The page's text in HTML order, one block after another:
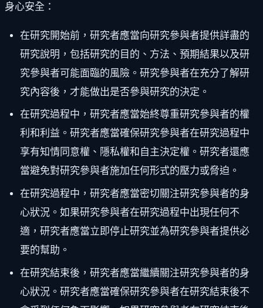
身心安全：
在研究開始前，研究者應當向研究參與者提供詳盡的
研究說明，包括研究的目的、方法、預期結果以及研
究參與者可能面臨的風險。研究參與者在充分了解研
究內容後，才能做出是否參與研究的決定。
在研究過程中，研究者應當始終尊重研究參與者的權
利和利益。研究者應當確保研究參與者在研究過程中
享有知情同意權、隱私權和自主決定權。研究者還應
當避免對研究參與者施加任何形式的壓力或脅迫。
在研究過程中，研究者應當密切關注研究參與者的身
心狀況。如果研究參與者在研究過程中出現任何不
適，研究者應當立即停止研究並為研究參與者提供必
要的幫助。
在研究結束後，研究者應當繼續關注研究參與者的身
心狀況。研究者應當確保研究參與者在研究結束後不